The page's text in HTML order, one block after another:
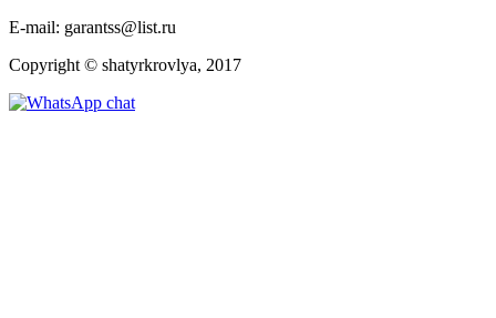
E-mail: garantss@list.ru
Copyright © shatyrkrovlya, 2017